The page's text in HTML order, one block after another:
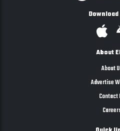
About
About
Advertise
Contact